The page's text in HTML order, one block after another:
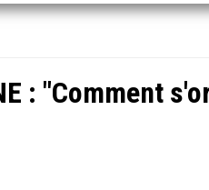
: "Comment